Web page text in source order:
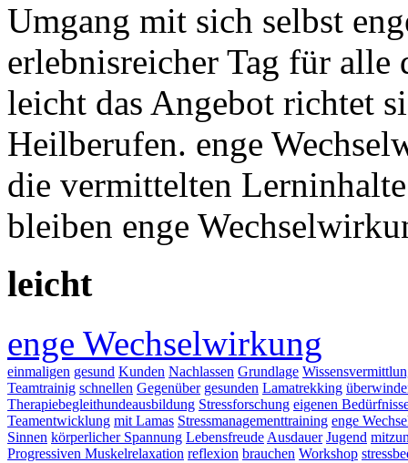
Umgang mit sich selbst
erlebnisreicher Tag für
leicht das Angebot richtet
Heilberufen. enge
die vermittelten
bleiben enge
leicht
enge Wechselwirkung
einmaligen gesund Kunden Nachlassen Grundlage
Teamtrainig schnellen Gegenüber gesunden Lamatrekking
Therapiebegleithundeausbildung Stressforschung eigenen
Teamentwicklung mit Lamas Stressmanagementtraining enge
Sinnen körperlicher Spannung Lebensfreude Ausdauer Jugend
Progressiven Muskelrelaxation reflexion brauchen Workshop